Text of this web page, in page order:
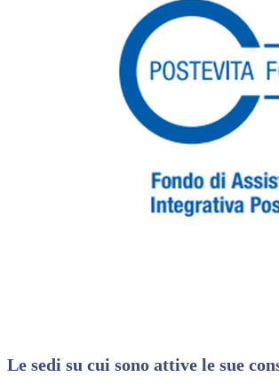
Le sedi su cui sono attive le sue